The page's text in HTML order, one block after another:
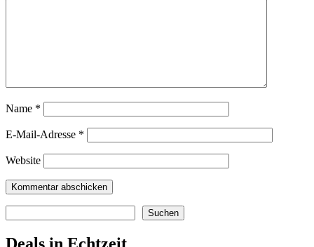
Name *
E-Mail-Adresse *
Website
Suchen